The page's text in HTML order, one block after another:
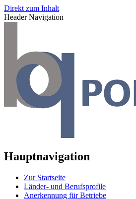
Direkt zum Inhalt
Header Navigation
Hauptnavigation
Zur Startseite
Länder- und Berufsprofile
Anerkennung für Betriebe